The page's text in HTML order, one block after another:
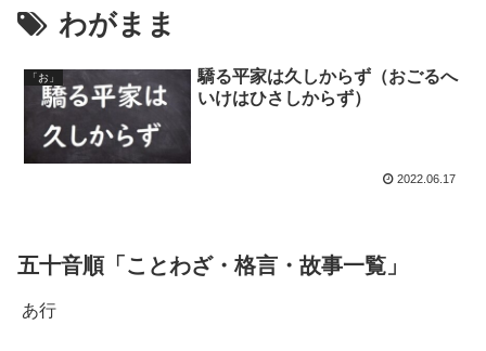
わがまま
「お」
驕る平家は久しからず（おごるへ
いけはひさしからず）
2022.06.17
五十音順「ことわざ・格言・故事一覧」
あ行